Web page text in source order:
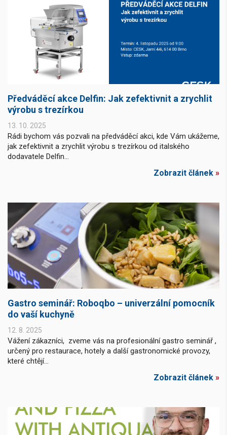
Předváděcí akce Delfin: Jak zefektivnit a zrychlit
výrobu s trezírkou
13. 10. 2025
Rádi bychom vás pozvali na předváděcí akci, kde Vám ukážeme,
jak zefektivnit a zrychlit výrobu s trezírkou od italského
dodavatele Delfin...
Zobrazit článek »
Gastro seminář: Roboqbo – univerzální pomocník
do vaší kuchyně
12. 8. 2025
Vážení zákazníci, zveme vás na profesionální gastro seminář ,
určený pro restaurace, hotely a další gastronomické provozy,
které chtějí...
Zobrazit článek »